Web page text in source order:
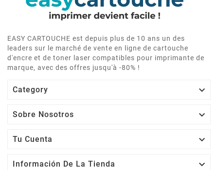
EASY CARTOUCHE est depuis plus de 10 ans un des
leaders sur le marché de vente en ligne de cartouche
d'encre et de toner laser compatibles pour imprimante de
marque, avec des offres jusqu'à -80% !
Category 
Sobre Nosotros 
Tu Cuenta 
Información De La Tienda 